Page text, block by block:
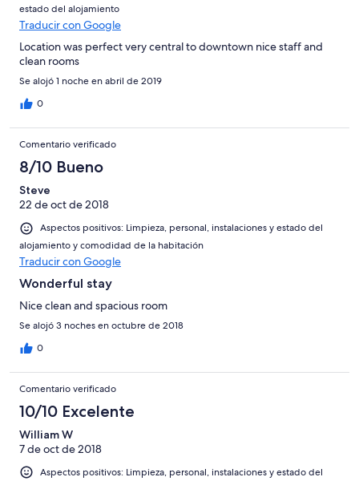
estado del alojamiento
Traducir con Google
Location was perfect very central to downtown nice staff and
clean rooms
Se alojó 1 noche en abril de 2019
0
Comentario verificado
8/10 Bueno
Steve
22 de oct de 2018
Aspectos positivos: Limpieza, personal, instalaciones y estado del
alojamiento y comodidad de la habitación
Traducir con Google
Wonderful stay
Nice clean and spacious room
Se alojó 3 noches en octubre de 2018
0
Comentario verificado
10/10 Excelente
William W
7 de oct de 2018
Aspectos positivos: Limpieza, personal, instalaciones y estado del